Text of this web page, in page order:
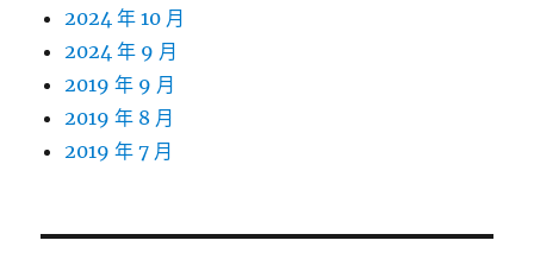
2024 年 10 月
2024 年 9 月
2019 年 9 月
2019 年 8 月
2019 年 7 月